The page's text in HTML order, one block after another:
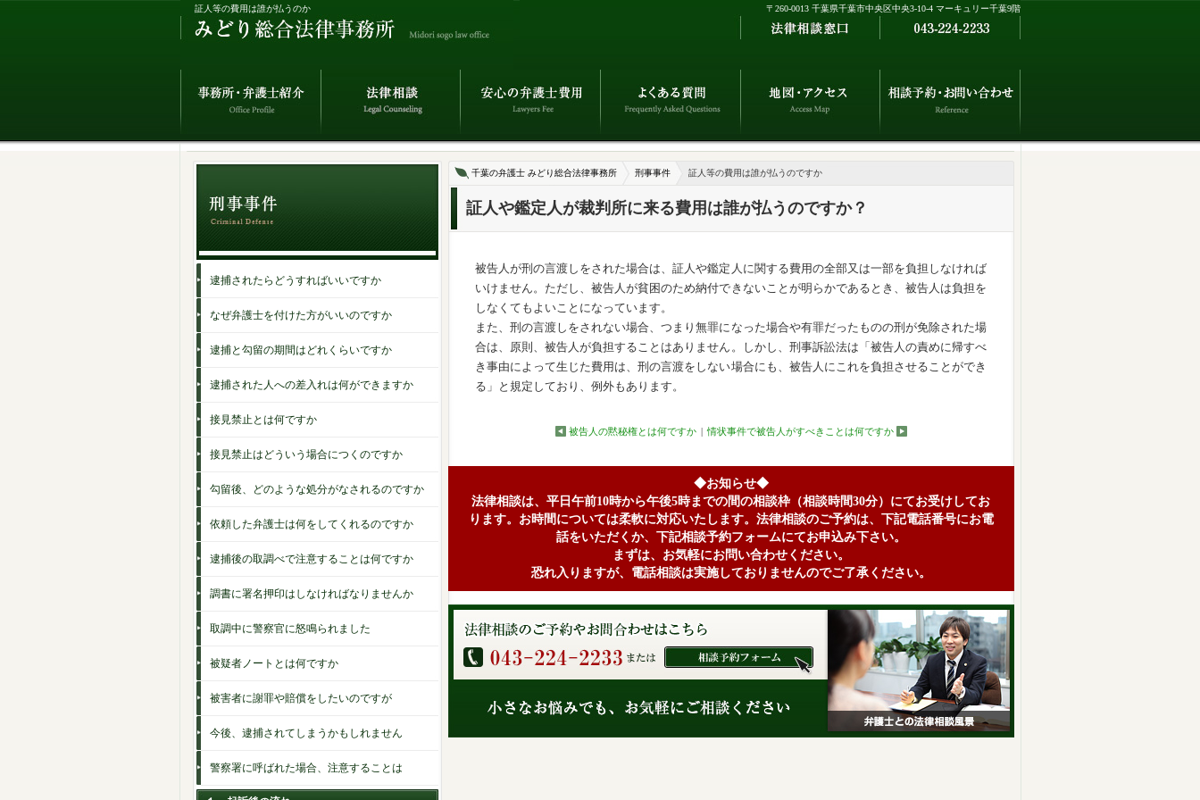
証人等の費用は誰が払うのか 〒260-0013 千葉県千葉市中央区中央3-10-4 マーキュリー千葉9階
千葉の弁護士 みどり総合法律事務所 刑事事件 証人等の費用は誰が払うのですか
証人や鑑定人が裁判所に来る費用は誰が払うのですか？
被告人が刑の言渡しをされた場合は、証人や鑑定人に関する費用の全部又は一部を負担しなければ
いけません。ただし、被告人が貧困のため納付できないことが明らかであるとき、被告人は負担を
しなくてもよいことになっています。
また、刑の言渡しをされない場合、つまり無罪になった場合や有罪だったものの刑が免除された場
合は、原則、被告人が負担することはありません。しかし、刑事訴訟法は「被告人の責めに帰すべ
き事由によって生じた費用は、刑の言渡をしない場合にも、被告人にこれを負担させることができ
る」と規定しており、例外もあります。
被告人の黙秘権とは何ですか | 情状事件で被告人がすべきことは何ですか
◆お知らせ◆
法律相談は、平日午前10時から午後5時までの間の相談枠（相談時間30分）にてお受けしてお
ります。お時間については柔軟に対応いたします。法律相談のご予約は、下記電話番号にお電
話をいただくか、下記相談予約フォームにてお申込み下さい。
まずは、お気軽にお問い合わせください。
恐れ入りますが、電話相談は実施しておりませんのでご了承ください。
逮捕されたらどうすればいいですか
なぜ弁護士を付けた方がいいのですか
逮捕と勾留の期間はどれくらいですか
逮捕された人への差入れは何ができますか
接見禁止とは何ですか
接見禁止はどういう場合につくのですか
勾留後、どのような処分がなされるのですか
依頼した弁護士は何をしてくれるのですか
逮捕後の取調べで注意することは何ですか
調書に署名押印はしなければなりませんか
取調中に警察官に怒鳴られました
被疑者ノートとは何ですか
被害者に謝罪や賠償をしたいのですが
今後、逮捕されてしまうかもしれません
警察署に呼ばれた場合、注意することは